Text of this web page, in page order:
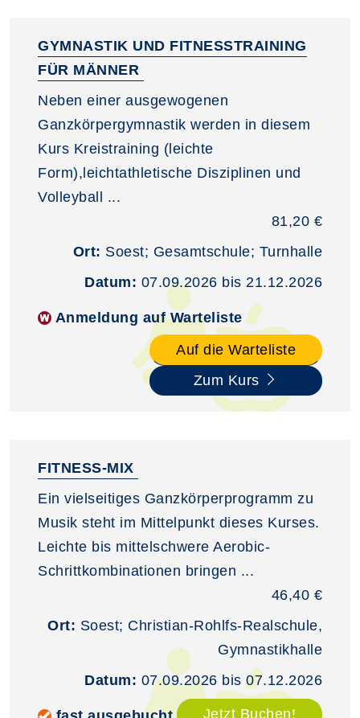
GYMNASTIK UND FITNESSTRAINING
FÜR MÄNNER
Neben einer ausgewogenen
Ganzkörpergymnastik werden in diesem
Kurs Kreistraining (leichte
Form),leichtathletische Disziplinen und
Volleyball ...
81,20 €
Ort: Soest; Gesamtschule; Turnhalle
Datum: 07.09.2026 bis 21.12.2026
Anmeldung auf Warteliste
Auf die Warteliste
Zum Kurs
FITNESS-MIX
Ein vielseitiges Ganzkörperprogramm zu
Musik steht im Mittelpunkt dieses Kurses.
Leichte bis mittelschwere Aerobic-
Schrittkombinationen bringen ...
46,40 €
Ort: Soest; Christian-Rohlfs-Realschule,
Gymnastikhalle
Datum: 07.09.2026 bis 07.12.2026
Jetzt Buchen!